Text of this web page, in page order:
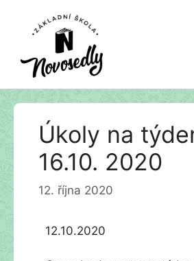
Přeskočit
Úkoly na
16.10. 2020
12. října 2020
12.10.2020